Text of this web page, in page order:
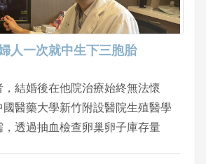
等困擾，並大幅降低再撕裂風險。
，住院3天，術後老師已順利恢復
不再疼痛無力，並向身邊親友推
人一次就中生下三胞胎
，結婚後在他院治療始終無法懷
醫藥大學新竹附設醫院生殖醫學
，透過抽血檢查卵巢卵子庫存量